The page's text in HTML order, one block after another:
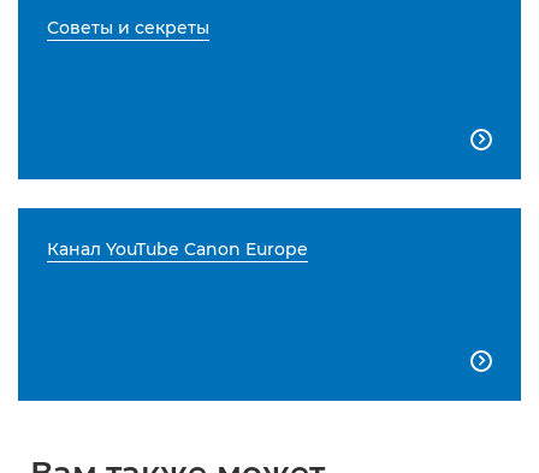
Советы и секреты

Канал YouTube Canon Europe
